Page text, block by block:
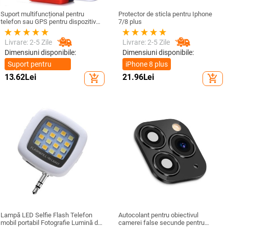
Suport multifuncțional pentru
telefon sau GPS pentru dispozitive
de până la 76 mm / 4,8 inchi
Livrare: 2-5 Zile
Dimensiuni disponibile:
Suport pentru
telefon
multifunctional
13.62Lei add_shopping_cart
Protector de sticla pentru Iphone
7/8 plus
Livrare: 2-5 Zile
Dimensiuni disponibile:
iPhone 8 plus
21.96Lei add_shopping_cart
Lampă LED Selfie Flash Telefon
mobil portabil Fotografie Lumină de
Autocolant pentru obiectivul
camerei false secunde pentru